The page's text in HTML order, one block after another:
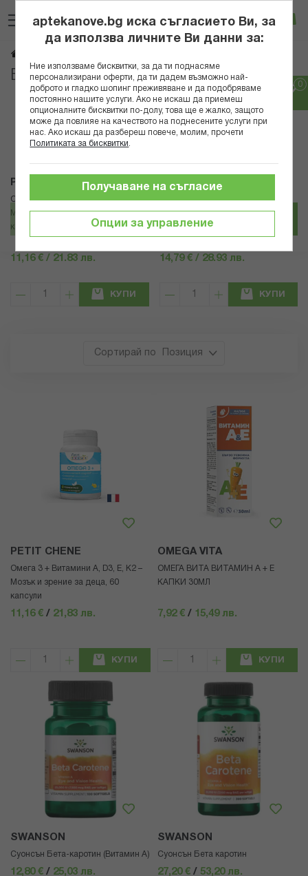
към
съдържанието
Вход
Витамин А
Популярни в тази категория
PETIT CHENE
Омега 3 + Витамини A, D3, E, K2 –
Мозък и зрение за деца, 60
капсули
11,16 € / 21.83 лв.
КУПИ
Natural Factors
Здрави кости и превенция на
остеопороза - Витамин К2+ А+ D3,
30 ml Natural Factors
14,79 € / 28.93 лв.
КУПИ
Позиция
PETIT CHENE
Омега 3 + Витамини A, D3, E, K2 –
Мозък и зрение за деца, 60
капсули
11,16 € / 21,83 лв.
КУПИ
OMEGA VITA
ОМЕГА ВИТА ВИТАМИН А + Е
КАПКИ 30МЛ
7,92 € / 15,49 лв.
КУПИ
SWANSON
Суонсън Бета-каротин (Витамин А)
12,80 € / 25,03 лв.
SWANSON
Суонсън Бета каротин
27,20 € / 53,20 лв.
aptekanove.bg иска съгласието Ви, за
да използва личните Ви данни за:
Ние използваме бисквитки, за да ти поднасяме
персонализирани оферти, да ти дадем възможно най-
доброто и гладко шопинг преживяване и да подобряваме
постоянно нашите услуги. Ако не искаш да приемеш
опционалните бисквитки по-долу, това ще е жалко, защото
може да повлияе на качеството на поднесените услуги при
нас. Ако искаш да разбереш повече, молим, прочети
Политиката за бисквитки
Опции за управление
Получаване на съгласие